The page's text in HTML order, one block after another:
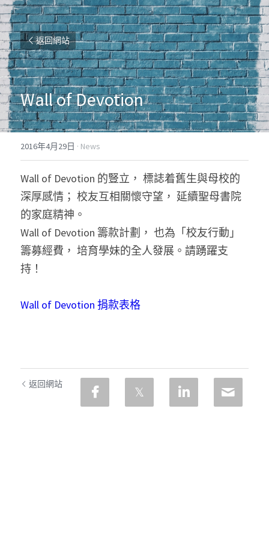
返回網站
Wall of Devotion
2016年4月29日 · News
Wall of Devotion 的豎立， 標誌着舊生與母校的
深厚感情； 校友互相關懷守望， 延續聖母書院
的家庭精神。
Wall of Devotion 籌款計劃， 也為「校友行動」
籌募經費， 培育學妹的全人發展。請踴躍支
持！
Wall of Devotion 捐款表格
返回網站